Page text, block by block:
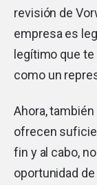
revisión de
empresa es
legítimo que
como un
Ahora,
ofrecen
fin y al cabo,
oportunidad